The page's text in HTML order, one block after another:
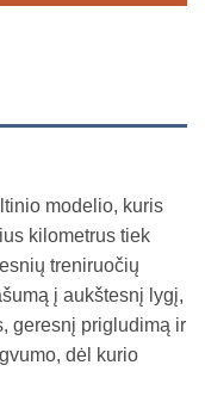
modelio, kuris
kilometrus tiek
treniruočių
į aukštesnį lygį,
geresnį prigludimą ir
dėl kurio